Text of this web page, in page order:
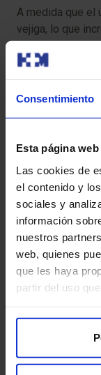
Consentimiento
Esta página
Las cookies de
el contenido y
sociales y
información
nuestros
web, quienes
que les haya
partir del uso
A medida que el
vejiga, lo que
necesitas ir al
síntoma normal
¿Qué tener
no reduzcas
hidratada es
Si la
molestias en
ya que podría
Evita bebidas
frecuencia
Escuchar
el Médico